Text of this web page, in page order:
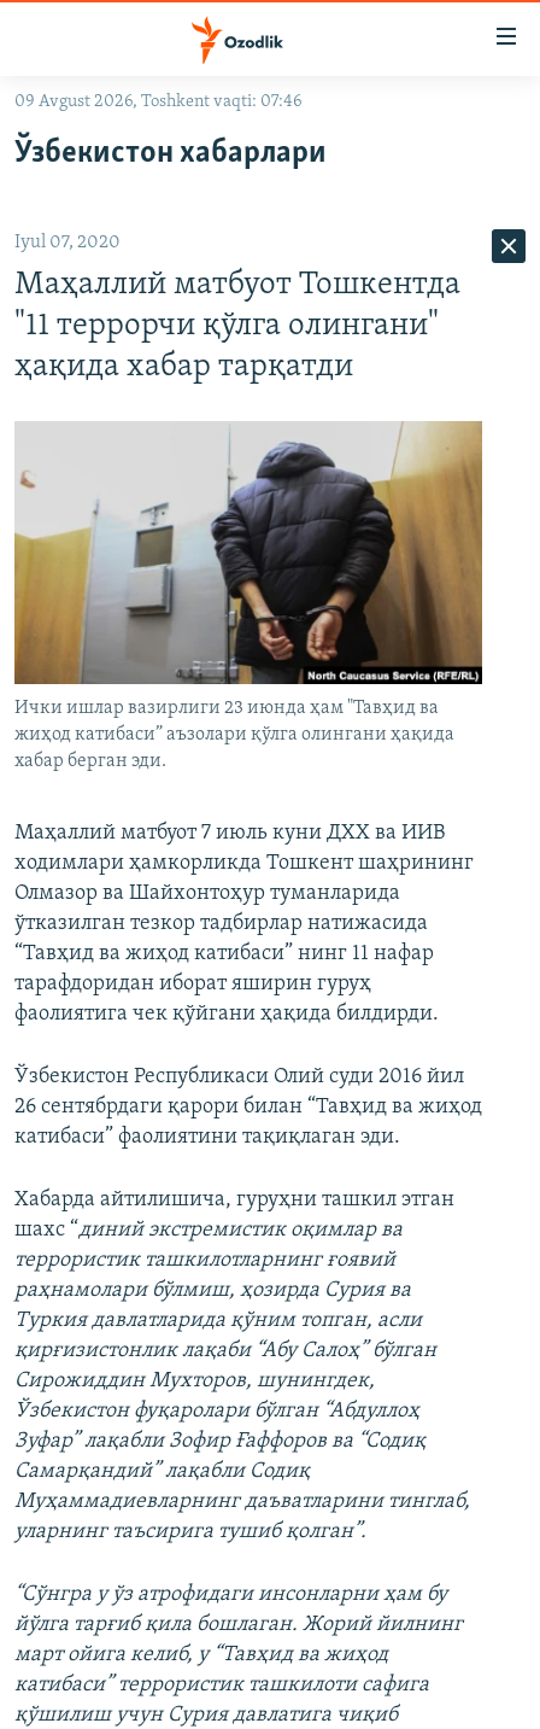
Асосий
Қидиришга
ўтинг
OZODLIK SURISHTIRUVLARI
На русском
ИЖТИМОИЙ ТАРМОҚЛАР
Озодлик бошқа тилларда
09 Avgust 2026, Toshkent vaqti: 07:46
Ўзбекистон хабарлари
Iyul 07, 2020
Маҳаллий матбуот Тошкентда
"11 террорчи қўлга олингани"
ҳақида хабар тарқатди
Ички ишлар вазирлиги 23 июнда ҳам "Тавҳид ва
жиҳод катибаси” аъзолари қўлга олингани ҳақида
хабар берган эди.
Маҳаллий матбуот 7 июль куни ДХХ ва ИИВ
ходимлари ҳамкорликда Тошкент шаҳрининг
Олмазор ва Шайхонтоҳур туманларида
ўтказилган тезкор тадбирлар натижасида
“Тавҳид ва жиҳод катибаси” нинг 11 нафар
тарафдоридан иборат яширин гуруҳ
фаолиятига чек қўйгани ҳақида билдирди.
Ўзбекистон Республикаси Олий суди 2016 йил
26 сентябрдаги қарори билан “Тавҳид ва жиҳод
катибаси” фаолиятини тақиқлаган эди.
Хабарда айтилишича, гуруҳни ташкил этган
шахс “диний экстремистик оқимлар ва
террористик ташкилотларнинг ғоявий
раҳнамолари бўлмиш, ҳозирда Сурия ва
Туркия давлатларида қўним топган, асли
қирғизистонлик лақаби “Абу Салоҳ” бўлган
Сирожиддин Мухторов, шунингдек,
Ўзбекистон фуқаролари бўлган “Абдуллоҳ
Зуфар” лақабли Зофир Ғаффоров ва “Содиқ
Самарқандий” лақабли Содиқ
Муҳаммадиевларнинг даъватларини тинглаб,
уларнинг таъсирига тушиб қолган”.
“Сўнгра у ўз атрофидаги инсонларни ҳам бу
йўлга тарғиб қила бошлаган. Жорий йилнинг
март ойига келиб, у “Тавҳид ва жиҳод
катибаси” террористик ташкилоти сафига
қўшилиш учун Сурия давлатига чиқиб